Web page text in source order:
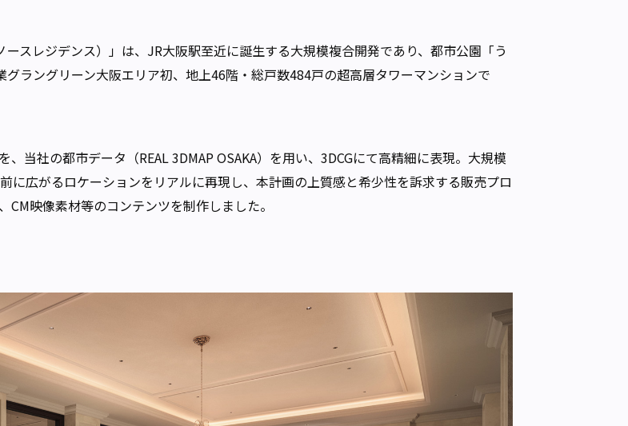
ースレジデンス）」は、JR大阪駅至近に誕生する大規模複合開発であり、都市公園「う
ラングリーン大阪エリア初、地上46階・総戸数484戸の超高層タワーマンションで
当社の都市データ（REAL 3DMAP OSAKA）を用い、3DCGにて高精細に表現。大規模
に広がるロケーションをリアルに再現し、本計画の上質感と希少性を訴求する販売プロ
映像素材等のコンテンツを制作しました。